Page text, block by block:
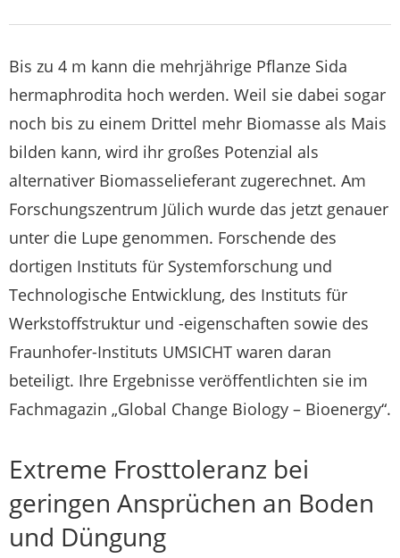
Bis zu 4 m kann die mehrjährige Pflanze Sida
hermaphrodita hoch werden. Weil sie dabei sogar
noch bis zu einem Drittel mehr Biomasse als Mais
bilden kann, wird ihr großes Potenzial als
alternativer Biomasselieferant zugerechnet. Am
Forschungszentrum Jülich wurde das jetzt genauer
unter die Lupe genommen. Forschende des
dortigen Instituts für Systemforschung und
Technologische Entwicklung, des Instituts für
Werkstoffstruktur und -eigenschaften sowie des
Fraunhofer-Instituts UMSICHT waren daran
beteiligt. Ihre Ergebnisse veröffentlichten sie im
Fachmagazin „Global Change Biology – Bioenergy“.
Extreme Frosttoleranz bei
geringen Ansprüchen an Boden
und Düngung